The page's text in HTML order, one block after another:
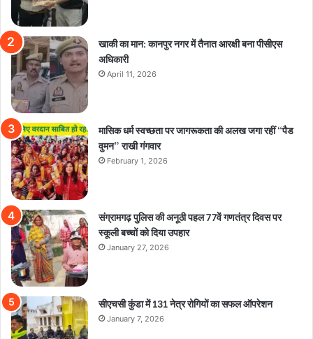
खाकी का मान: कानपुर नगर में तैनात आरक्षी बना पीसीएस
अधिकारी
April 11, 2026
मासिक धर्म स्वच्छता पर जागरूकता की अलख जगा रहीं “पैड
वुमन” राखी गंगवार
February 1, 2026
संग्रामगढ़ पुलिस की अनूठी पहल 77वें गणतंत्र दिवस पर
स्कूली बच्चों को दिया उपहार
January 27, 2026
सीएचसी कुंडा में 131 नेत्र रोगियों का सफल ऑपरेशन
January 7, 2026